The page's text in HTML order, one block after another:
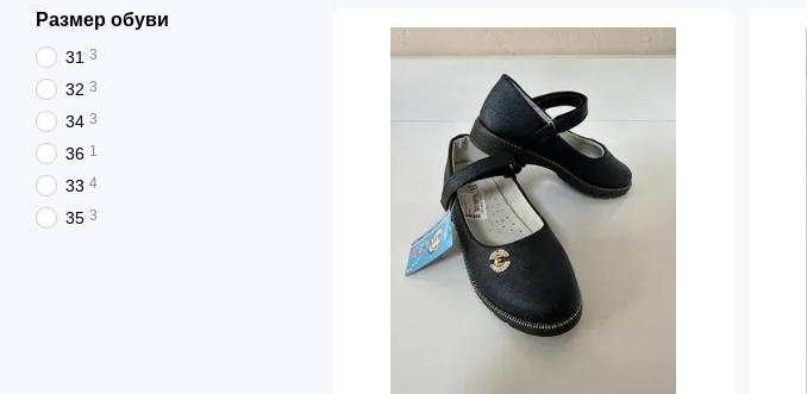
Размер обуви
31 3
32 3
34 3
36 1
33 4
35 3